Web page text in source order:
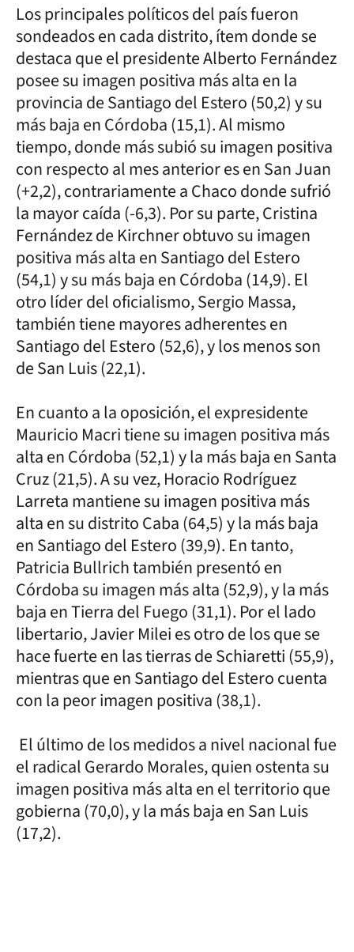
Los principales políticos del país fueron
sondeados en cada distrito, ítem donde se
destaca que el presidente Alberto Fernández
posee su imagen positiva más alta en la
provincia de Santiago del Estero (50,2) y su
más baja en Córdoba (15,1). Al mismo
tiempo, donde más subió su imagen positiva
con respecto al mes anterior es en San Juan
(+2,2), contrariamente a Chaco donde sufrió
la mayor caída (-6,3). Por su parte, Cristina
Fernández de Kirchner obtuvo su imagen
positiva más alta en Santiago del Estero
(54,1) y su más baja en Córdoba (14,9). El
otro líder del oficialismo, Sergio Massa,
también tiene mayores adherentes en
Santiago del Estero (52,6), y los menos son
de San Luis (22,1).
En cuanto a la oposición, el expresidente
Mauricio Macri tiene su imagen positiva más
alta en Córdoba (52,1) y la más baja en Santa
Cruz (21,5). A su vez, Horacio Rodríguez
Larreta mantiene su imagen positiva más
alta en su distrito Caba (64,5) y la más baja
en Santiago del Estero (39,9). En tanto,
Patricia Bullrich también presentó en
Córdoba su imagen más alta (52,9), y la más
baja en Tierra del Fuego (31,1). Por el lado
libertario, Javier Milei es otro de los que se
hace fuerte en las tierras de Schiaretti (55,9),
mientras que en Santiago del Estero cuenta
con la peor imagen positiva (38,1).
El último de los medidos a nivel nacional fue
el radical Gerardo Morales, quien ostenta su
imagen positiva más alta en el territorio que
gobierna (70,0), y la más baja en San Luis
(17,2).